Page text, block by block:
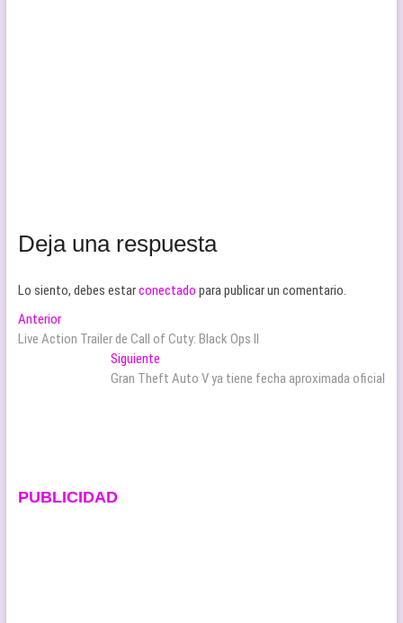
Deja una respuesta
Lo siento, debes estarconectado para publicar un comentario.
Navegación
de
entradas
AnteriorEntrada
anterior:
Live Action Trailer de Call of Cuty: Black Ops II
Siguiente
siguiente:
Gran Theft Auto V ya tiene fecha aproximada oficial
PUBLICIDAD